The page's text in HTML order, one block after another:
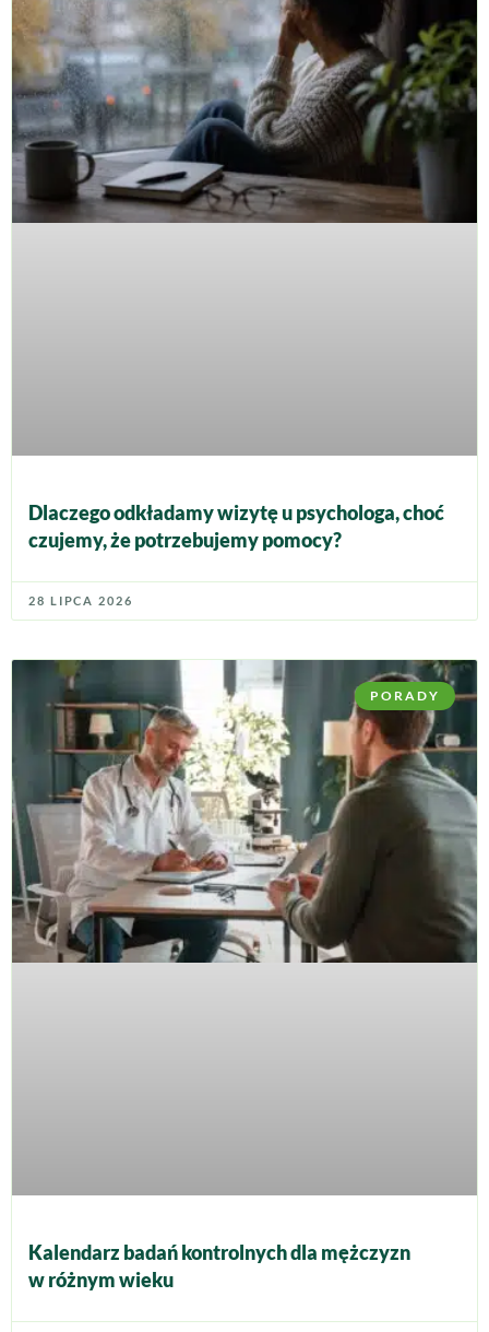
Dlaczego odkładamy wizytę u psychologa, choć
czujemy, że potrzebujemy pomocy?
28 LIPCA 2026
PORADY
Kalendarz badań kontrolnych dla mężczyzn
w różnym wieku